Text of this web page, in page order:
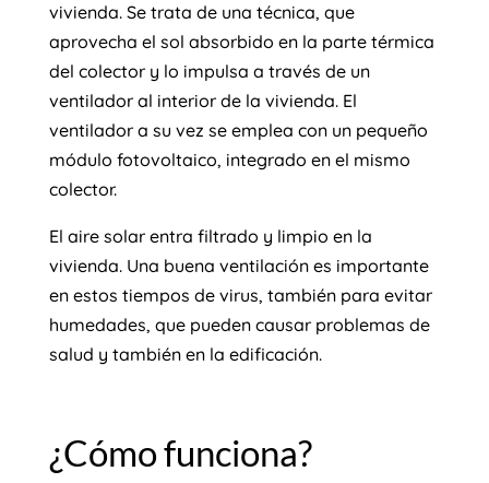
vivienda. Se trata de una técnica, que
aprovecha el sol absorbido en la parte térmica
del colector y lo impulsa a través de un
ventilador al interior de la vivienda. El
ventilador a su vez se emplea con un pequeño
módulo fotovoltaico, integrado en el mismo
colector.
El aire solar entra filtrado y limpio en la
vivienda. Una buena ventilación es importante
en estos tiempos de virus, también para evitar
humedades, que pueden causar problemas de
salud y también en la edificación.
¿Cómo funciona?